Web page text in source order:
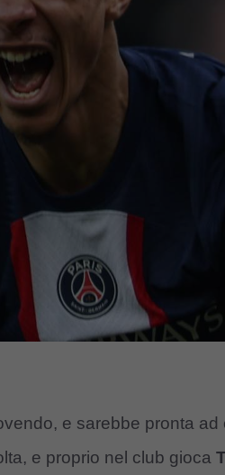
e sarebbe pronta
e proprio nel club gioca